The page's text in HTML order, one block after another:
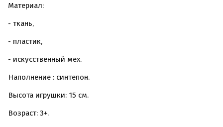
Материал:
- ткань,
- пластик,
- искусственный мех.
Наполнение : синтепон.
Высота игрушки: 15 см.
Возраст: 3+.